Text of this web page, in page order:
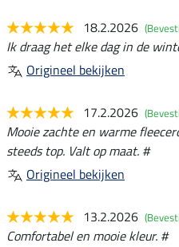
18.2.2026
Ik draag het elke dag in de
Origineel bekijken
17.2.2026
Mooie zachte en warme
steeds top. Valt op maat. #
Origineel bekijken
13.2.2026
Comfortabel en mooie kleur. #